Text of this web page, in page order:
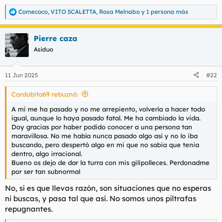
R
e
a
c
c
i
e
s
Comecoco, VITO SCALETTA, Rosa Melnabo y 1 persona más
Pierre caza
Asiduo
11 Jun 2025 #22
Cordobita69 rebuznó:
A mi me ha pasado y no me arrepiento, volvería a hacer todo
igual, aunque lo haya pasado fatal. Me ha cambiado la vida.
Doy gracias por haber podido conocer a una persona tan
maravillosa. No me había nunca pasado algo así y no lo iba
buscando, pero despertó algo en mi que no sabia que tenia
dentro, algo irracional.
Bueno os dejo de dar la turra con mis gilipolleces. Perdonadme
por ser tan subnormal
No, si es que llevas razón, son situaciones que no esperas
ni buscas, y pasa tal que así. No somos unos piltrafas
repugnantes.